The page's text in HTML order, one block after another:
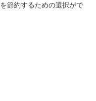
節約するための選択がで